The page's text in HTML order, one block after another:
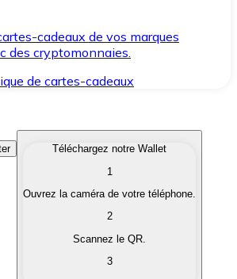
cadeaux de vos marques
des cryptomonnaies.
de cartes-cadeaux
qui vous intéressent
vos cryptomonnaies en monnaie
Téléchargez notre Wallet
1
Ouvrez la caméra de votre téléphone.
2
Scannez le QR.
3